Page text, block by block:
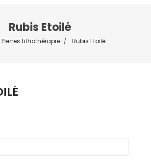
Rubis Etoilé
Pierres Lithothérapie Rubis Etoilé